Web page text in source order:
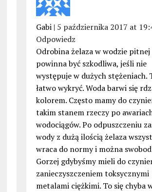
Gabi | 5 października 2017 at
Odpowiedz
Odrobina żelaza w wodzie pitnej
powinna być szkodliwa, jeśli nie
występuje w dużych stężeniach.
łatwo wykryć. Woda barwi się
kolorem. Często mamy do
takim stanem rzeczy po
wodociągów. Po odpuszczeniu
wody z dużą ilością żelaza
wraca do normy i można
Gorzej gdybyśmy mieli do
zanieczyszczeniem toksycznymi
metalami ciężkimi. To się chyba